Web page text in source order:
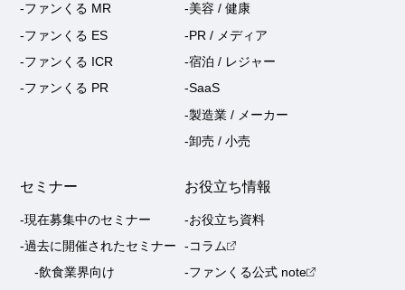
-ファンくる MR
-ファンくる ES
-ファンくる ICR
-ファンくる PR
-美容 / 健康
-PR / メディア
-宿泊 / レジャー
-SaaS
-製造業 / メーカー
-卸売 / 小売
セミナー
-現在募集中のセミナー
-過去に開催されたセミナー
-飲食業界向け
お役立ち情報
-お役立ち資料
-コラム
-ファンくる公式 note